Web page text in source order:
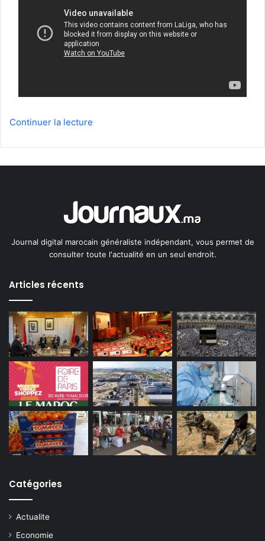
Continuer la lecture
Journal digital marocain généraliste indépendant, vous permet de
consulter toute l'actualité en un seul endroit.
Articles récents
Catégories
Actualite
Economie